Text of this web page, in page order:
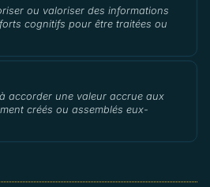
ou valoriser des informations
cognitifs pour être traitées ou
accorder une valeur accrue aux
créés ou assemblés eux-